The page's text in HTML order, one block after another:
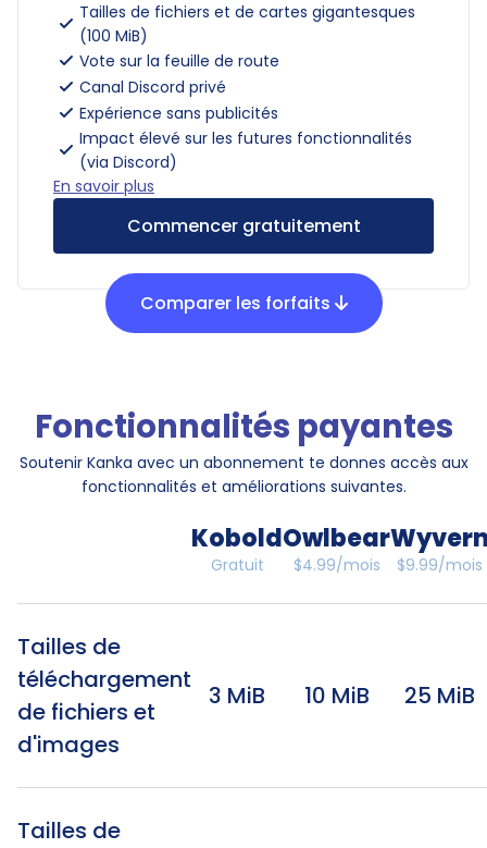
Tailles de fichiers et de cartes gigantesques
(100 MiB)
Vote sur la feuille de route
Canal Discord privé
Expérience sans publicités
Impact élevé sur les futures fonctionnalités
(via Discord)
En savoir plus
Commencer gratuitement
Comparer les forfaits
Fonctionnalités payantes
Soutenir Kanka avec un abonnement te donnes accès aux
fonctionnalités et améliorations suivantes.
Kobold
Gratuit
Owlbear
$4.99/mois $9.99/mois
Tailles de
téléchargement
de fichiers et
d'images
3 MiB 10 MiB 25 MiB
Tailles de